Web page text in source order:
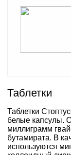
Таблетки
Таблетки
белые капсулы.
миллиграмм
бутамирата. В
используются